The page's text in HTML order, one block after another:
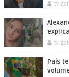
tv
tv
País